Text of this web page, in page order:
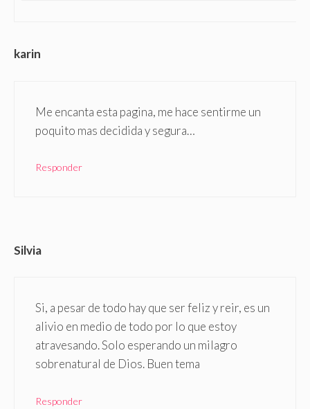
karin
Me encanta esta pagina, me hace sentirme un
poquito mas decidida y segura…
Responder
Silvia
Si, a pesar de todo hay que ser feliz y reir, es un
alivio en medio de todo por lo que estoy
atravesando. Solo esperando un milagro
sobrenatural de Dios. Buen tema
Responder